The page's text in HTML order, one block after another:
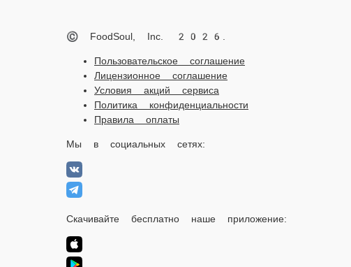
© FoodSoul, Inc. 2026.
Пользовательское соглашение
Лицензионное соглашение
Условия акций сервиса
Политика конфиденциальности
Правила оплаты
Мы в социальных сетях:
Скачивайте бесплатно наше приложение: